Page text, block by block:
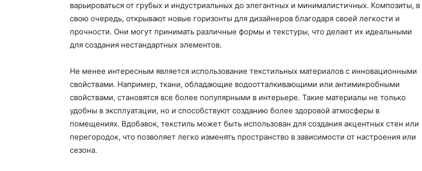
варьироваться от грубых и индустриальных до элегантных и минималистичных. Композиты, в
свою очередь, открывают новые горизонты для дизайнеров благодаря своей легкости и
прочности. Они могут принимать различные формы и текстуры, что делает их идеальными
для создания нестандартных элементов.
Не менее интересным является использование текстильных материалов с инновационными
свойствами. Например, ткани, обладающие водоотталкивающими или антимикробными
свойствами, становятся все более популярными в интерьере. Такие материалы не только
удобны в эксплуатации, но и способствуют созданию более здоровой атмосферы в
помещениях. Вдобавок, текстиль может быть использован для создания акцентных стен или
перегородок, что позволяет легко изменять пространство в зависимости от настроения или
сезона.